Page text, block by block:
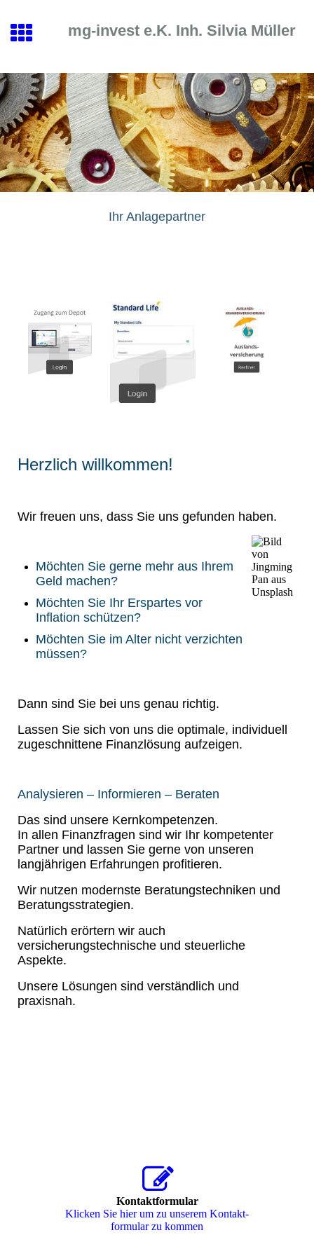
mg-invest e.K. Inh. Silvia Müller
Ihr Anlagepartner
Herzlich willkommen!
Wir freuen uns, dass Sie uns gefunden haben.
Möchten Sie gerne mehr aus Ihrem
Geld machen?
Möchten Sie Ihr Erspartes vor
Inflation schützen?
Möchten Sie im Alter nicht verzichten
müssen?
Dann sind Sie bei uns genau richtig.
Lassen Sie sich von uns die optimale, individuell
zugeschnittene Finanzlösung aufzeigen.
Analysieren – Informieren – Beraten
Das sind unsere Kernkompetenzen.
In allen Finanzfragen sind wir Ihr kompetenter
Partner und lassen Sie gerne von unseren
langjährigen Erfahrungen profitieren.
Wir nutzen modernste Beratungstechniken und
Beratungsstrategien.
Natürlich erörtern wir auch
versicherungstechnische und steuerliche
Aspekte.
Unsere Lösungen sind verständlich und
praxisnah.
Kontaktformular
Klicken Sie hier um zu unserem Kon­takt­
for­mu­lar zu kommen